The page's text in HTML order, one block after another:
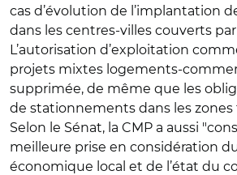
cas d’évolution de l’implantation
dans les centres-villes couverts par
L’autorisation d’exploitation
projets mixtes logements-
supprimée, de même que les
de stationnements dans les
Selon le Sénat, la CMP a aussi
meilleure prise en considération
économique local et de l’état du